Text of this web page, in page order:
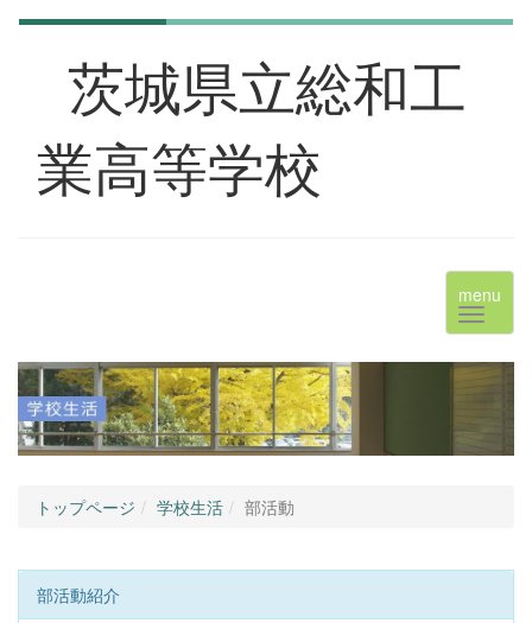
茨城県立総和工
業高等学校
menu
トップページ 学校生活 部活動
部活動紹介